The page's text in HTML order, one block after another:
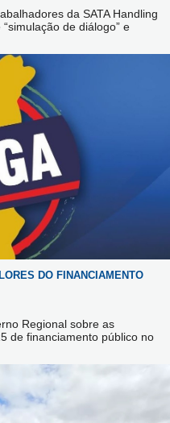
da SATA Handling
de diálogo” e
DO FINANCIAMENTO
Regional sobre as
de financiamento público no